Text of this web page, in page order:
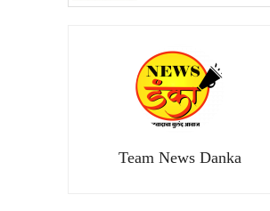
Team News Danka